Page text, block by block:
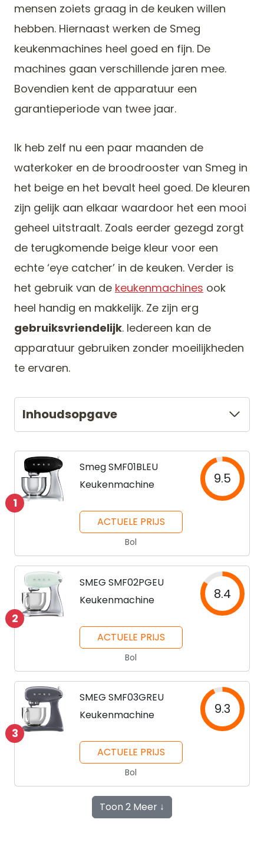
mensen zoiets graag in de keuken willen
hebben. Hiernaast werken de Smeg
keukenmachines heel goed en fijn. De
machines gaan verschillende jaren mee.
Bovendien kent de apparatuur een
garantieperiode van twee jaar.
Ik heb zelf nu een paar maanden de
waterkoker en de broodrooster van Smeg in
het beige en het bevalt heel goed. De kleuren
zijn gelijk aan elkaar waardoor het een mooi
geheel uitstraalt. Zoals eerder gezegd zorgt
de terugkomende beige kleur voor een
echte ‘eye catcher’ in de keuken. Verder is
het gebruik van de keukenmachines ook
heel handig en makkelijk. Ze zijn erg
gebruiksvriendelijk. Iedereen kan de
apparatuur gebruiken zonder moeilijkheden
te ervaren.
Inhoudsopgave
1
Smeg SMF01BLEU
Keukenmachine
9.5
ACTUELE PRIJS
Bol
2
SMEG SMF02PGEU
Keukenmachine
8.4
ACTUELE PRIJS
Bol
3
SMEG SMF03GREU
Keukenmachine
9.3
ACTUELE PRIJS
Bol
Toon 2 Meer ↓